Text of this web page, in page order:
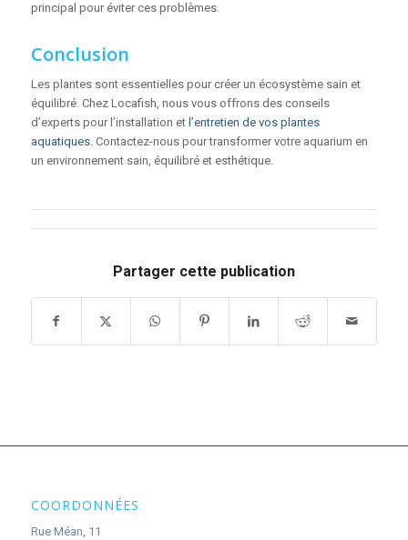
principal pour éviter ces problèmes.
Conclusion
Les plantes sont essentielles pour créer un écosystème sain et
équilibré. Chez Locafish, nous vous offrons des conseils
d’experts pour l’installation et l’entretien de vos plantes
aquatiques. Contactez-nous pour transformer votre aquarium en
un environnement sain, équilibré et esthétique.
Partager cette publication
COORDONNÉES
Rue Méan, 11